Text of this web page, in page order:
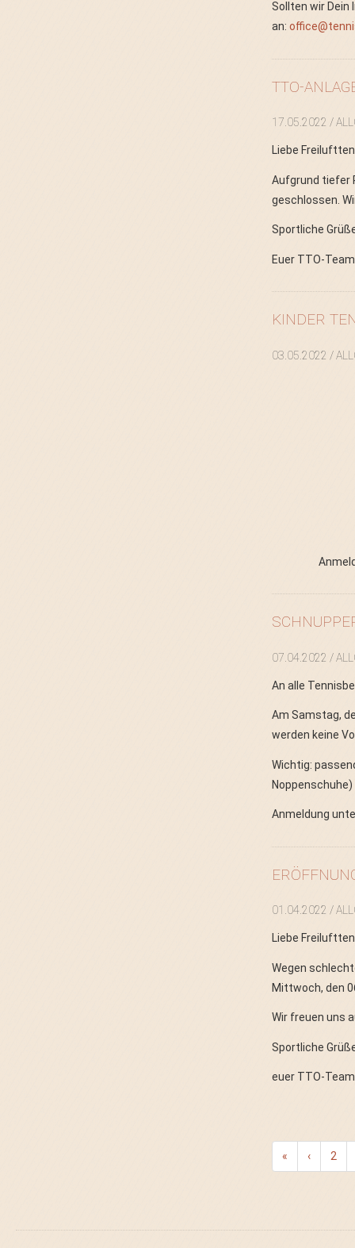
Sollten wir Dein
an:
TTO-
17.05.2022 /
Liebe
Aufgrund tiefer
geschlossen.
Sportliche
Euer TTO-Team
KINDER
03.05.2022 /
07.04.2022 /
An alle
Am Samstag,
werden keine
Wichtig:
Noppenschuhe)
Anmeldung
01.04.2022 /
Liebe
Wegen
Mittwoch, den
Wir freuen uns
Sportliche
euer TTO-Team
« ‹ 2